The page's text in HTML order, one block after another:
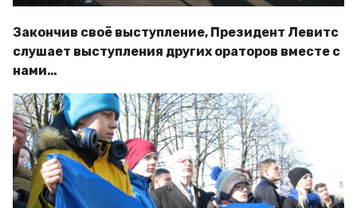
Закончив своё выступление, Президент Левитс
слушает выступления других ораторов вместе с
нами…